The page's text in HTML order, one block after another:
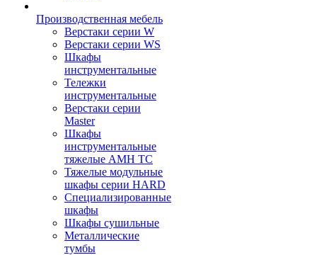
Производственная мебель
Верстаки серии W
Верстаки серии WS
Шкафы
инструментальные
Тележки
инструментальные
Верстаки серии
Master
Шкафы
инструментальные
тяжелые AMH TC
Тяжелые модульные
шкафы серии HARD
Cпециализированные
шкафы
Шкафы сушильные
Металлические
тумбы